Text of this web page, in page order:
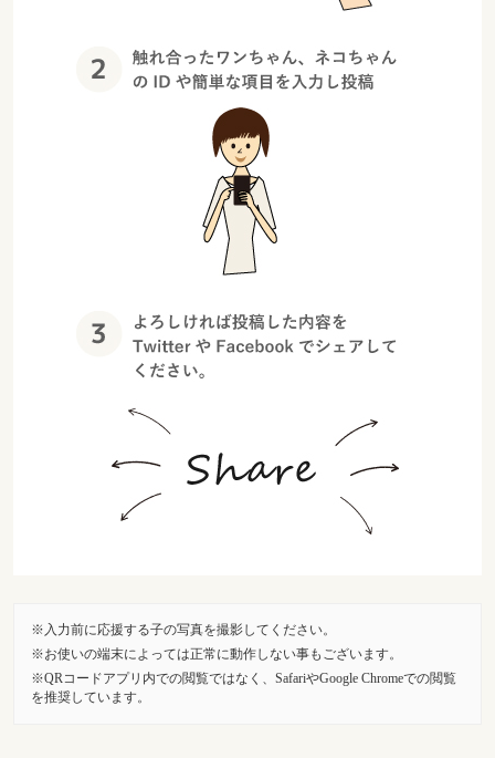
入力前に応援する子の写真を撮影してください。
お使いの端末によっては正常に動作しない事もございます。
QRコードアプリ内での閲覧ではなく、SafariやGoogle Chromeでの閲覧
を推奨しています。